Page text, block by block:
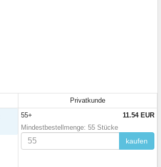
Privatkunde
55+
11.54 EUR
Mindestbestellmenge: 55 Stücke
kaufen